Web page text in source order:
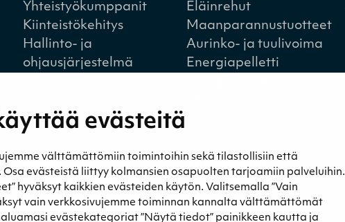
evästeitä
välttämättömiin toimintoihin sekä tilastollisiin että
evästeistä liittyy kolmansien osapuolten tarjoamiin palveluihin.
hyväksyt kaikkien evästeiden käytön. Valitsemalla ”Vain
vain verkkosivujemme toiminnan kannalta välttämättömät
evästekategoriat ”Näytä tiedot” painikkeen kautta ja
Yhteistyökumppanit
Kiinteistökehitys
Hallinto- ja
ohjausjärjestelmä
Eläinrehut
Maanparannustuotteet
Aurinko- ja tuulivoima
Energiapelletti
Media
Uutiset ja blogit
Podcast
Yhteystiedot
Yhteystiedot
Laskutustiedot
Tietosuojaseloste